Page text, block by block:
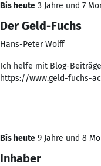
Bis heute 3 Jahre und 7
Der Geld-Fuchs
Hans-Peter Wolff
Ich helfe mit Blog-
https://www.geld-fuchs-
Bis heute 9 Jahre und 8
Inhaber